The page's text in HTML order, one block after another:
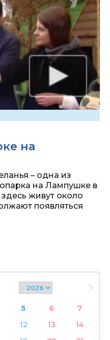
на
– одна из
на Лампушке в
живут около
появляться
5 6
7
12 13
14